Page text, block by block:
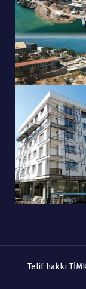
Telif hakkı